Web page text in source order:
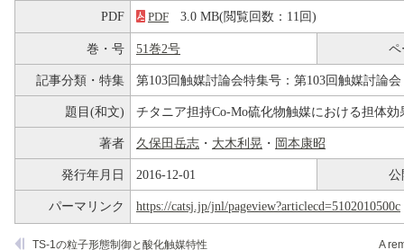
PDF PDF 3.0 MB(閲覧回数：11回)
巻・号 51巻2号 ペ
記事分類・特集 第103回触媒討論会特集号：第103回触媒討論会
題目(和文) チタニア担持Co-Mo硫化物触媒における担体効
著者 久保田岳志 ・ 大木利晃 ・ 岡本康昭
発行年月日 2016-12-01 公
パーマリンク https://catsj.jp/jnl/pageview?articlecd=5102010500c
TS-1の粒子形態制御と酸化触媒特性